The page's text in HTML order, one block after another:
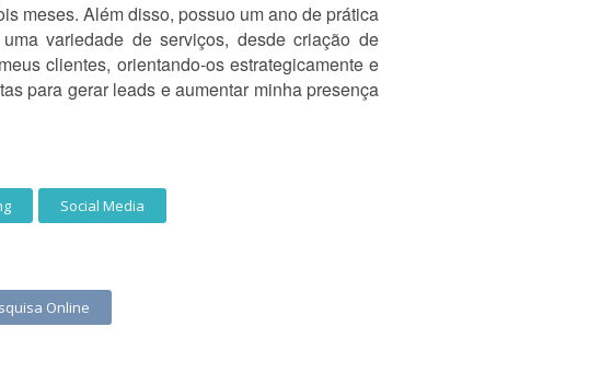
meses. Além disso, possuo um ano de prática
variedade de serviços, desde criação de
clientes, orientando-os estrategicamente e
para gerar leads e aumentar minha presença
Social Media
Online